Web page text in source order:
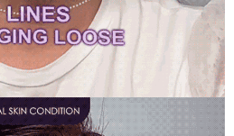
Taiwan Mobile, pemindahan bank,
Taiwan Mobile Co., Ltd. (“Syarikat”),
barangan atau perkhidmatan
transaksi. Hasil daripada pembelian
ada anda menerima pesanan.
pengguna kali pertama boleh sehingga
yang diluluskan akan berdasarkan
oleh AFTEE.
mestilah lebih besar daripada NT$20.
untuk ahli Taiwan.
percuma untuk pesanan
percuma untuk pesanan